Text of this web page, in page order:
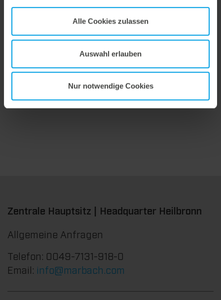
Alle Cookies zulassen
Auswahl erlauben
Nur notwendige Cookies
Maximale Ausbrech-Performance.
Zentrale Hauptsitz | Headquarter Heilbronn
Allgemeine Anfragen
Telefon: 0049-7131-918-0
Email: info@marbach.com